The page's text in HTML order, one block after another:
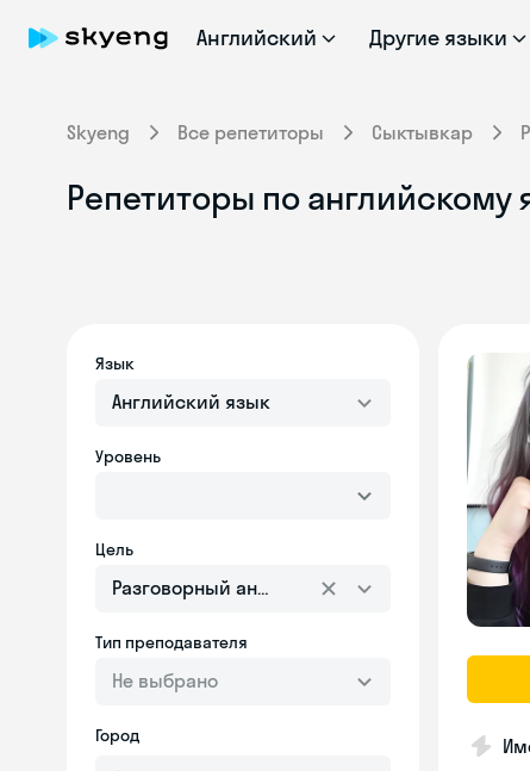
Английский Другие языки
Skyeng Все репетиторы Сыктывкар
Репетиторы по
Язык
Английский язык
Уровень
Цель
Разговорный английский
Тип преподавателя
Не выбрано
Город